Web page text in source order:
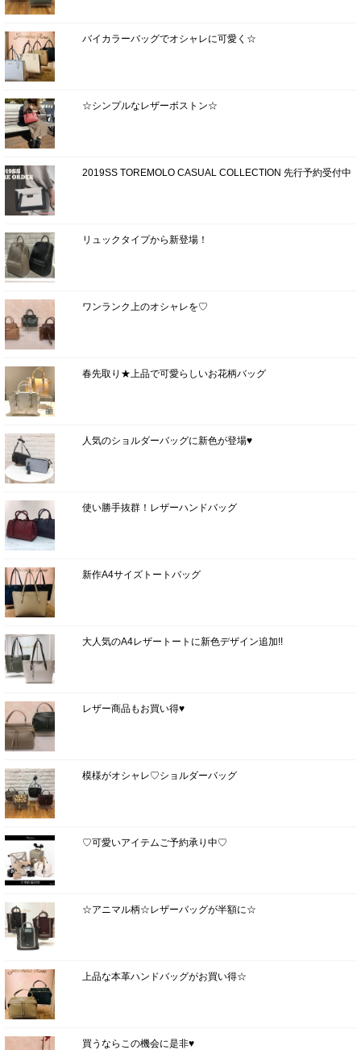
バイカラーバッグでオシャレに可愛く☆
☆シンプルなレザーボストン☆
2019SS TOREMOLO CASUAL COLLECTION 先行予約受付中
リュックタイプから新登場！
ワンランク上のオシャレを♡
春先取り★上品で可愛らしいお花柄バッグ
人気のショルダーバッグに新色が登場♥
使い勝手抜群！レザーハンドバッグ
新作A4サイズトートバッグ
大人気のA4レザートートに新色デザイン追加!!
レザー商品もお買い得♥
模様がオシャレ♡ショルダーバッグ
♡可愛いアイテムご予約承り中♡
☆アニマル柄☆レザーバッグが半額に☆
上品な本革ハンドバッグがお買い得☆
買うならこの機会に是非♥